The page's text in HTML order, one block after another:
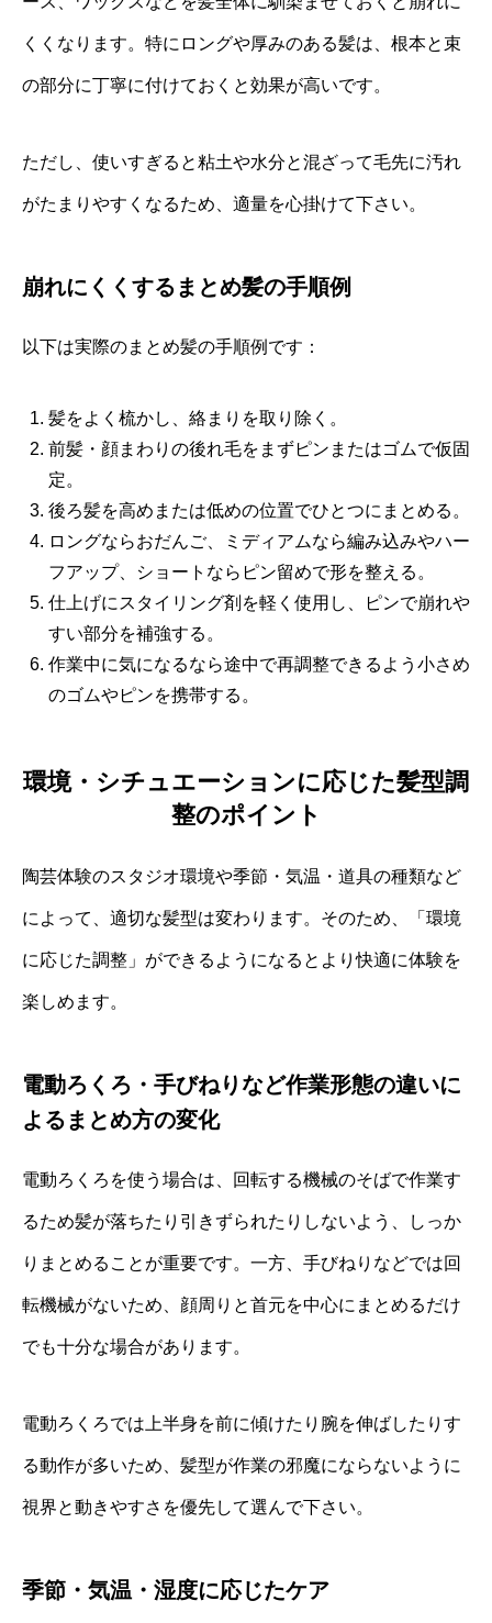
くくなります。特にロングや厚みのある髪は、根本と束
の部分に丁寧に付けておくと効果が高いです。
ただし、使いすぎると粘土や水分と混ざって毛先に汚れ
がたまりやすくなるため、適量を心掛けて下さい。
崩れにくくするまとめ髪の手順例
以下は実際のまとめ髪の手順例です：
髪をよく梳かし、絡まりを取り除く。
前髪・顔まわりの後れ毛をまずピンまたはゴムで仮固
定。
後ろ髪を高めまたは低めの位置でひとつにまとめる。
ロングならおだんご、ミディアムなら編み込みやハー
フアップ、ショートならピン留めで形を整える。
仕上げにスタイリング剤を軽く使用し、ピンで崩れや
すい部分を補強する。
作業中に気になるなら途中で再調整できるよう小さめ
のゴムやピンを携帯する。
環境・シチュエーションに応じた髪型調
整のポイント
陶芸体験のスタジオ環境や季節・気温・道具の種類など
によって、適切な髪型は変わります。そのため、「環境
に応じた調整」ができるようになるとより快適に体験を
楽しめます。
電動ろくろ・手びねりなど作業形態の違いに
よるまとめ方の変化
電動ろくろを使う場合は、回転する機械のそばで作業す
るため髪が落ちたり引きずられたりしないよう、しっか
りまとめることが重要です。一方、手びねりなどでは回
転機械がないため、顔周りと首元を中心にまとめるだけ
でも十分な場合があります。
電動ろくろでは上半身を前に傾けたり腕を伸ばしたりす
る動作が多いため、髪型が作業の邪魔にならないように
視界と動きやすさを優先して選んで下さい。
季節・気温・湿度に応じたケア